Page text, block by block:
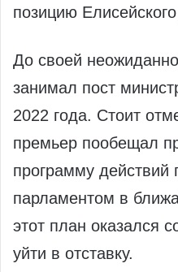
позицию
До своей
занимал пост
2022 года. Стоит
премьер пообещал
программу действий
парламентом в
этот план оказался
уйти в отставку.​‍